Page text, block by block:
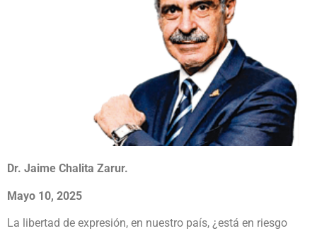
Dr. Jaime Chalita Zarur.
Mayo 10, 2025
La libertad de expresión, en nuestro país, ¿está en riesgo